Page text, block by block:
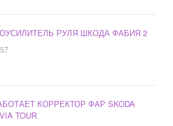
РУЛЯ ШКОДА ФАБИЯ 2
КОРРЕКТОР ФАР SKODA
TOUR